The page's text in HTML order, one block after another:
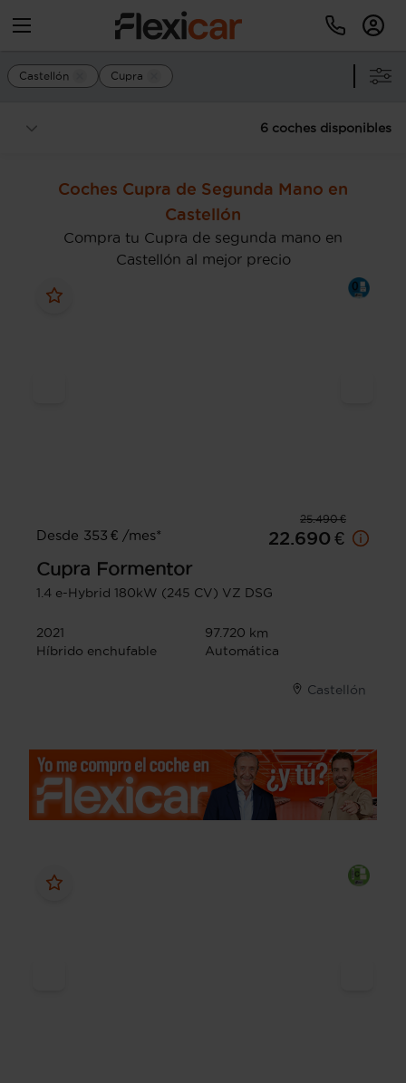
Castellón Cupra
6 coches disponibles
Coches Cupra de Segunda Mano en
Castellón
Compra tu Cupra de segunda mano en
Castellón al mejor precio
25.490 €
Desde 353 € /mes*
22.690 €
Cupra Formentor
1.4 e-Hybrid 180kW (245 CV) VZ DSG
2021
97.720 km
Híbrido enchufable
Automática
Castellón